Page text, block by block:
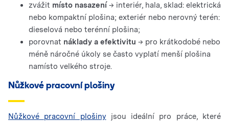
zvážit místo nasazení → interiér, hala, sklad: elektrická
nebo kompaktní plošina; exteriér nebo nerovný terén:
dieselová nebo terénní plošina;
porovnat náklady a efektivitu → pro krátkodobé nebo
méně náročné úkoly se často vyplatí menší plošina
namísto velkého stroje.
Nůžkové pracovní plošiny
Nůžkové pracovní plošiny jsou ideální pro práce, které